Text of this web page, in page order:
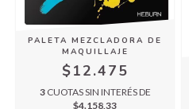
PALETA MEZCLADORA DE
MAQUILLAJE
$12.475
3 CUOTAS SIN INTERÉS DE
$4.158,33